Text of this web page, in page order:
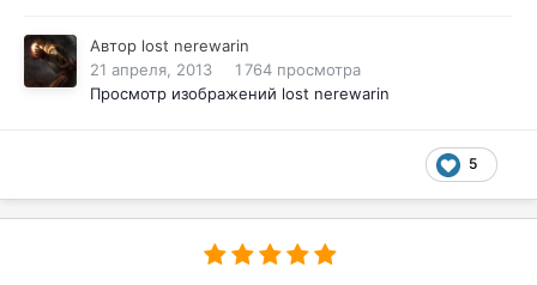
Автор lost nerewarin
21 апреля, 2013
1 764 просмотра
Просмотр изображений lost nerewarin
5